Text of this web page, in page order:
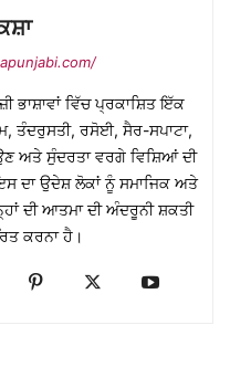
ਭਾਸ਼ਾਵਾਂ ਵਿੱਚ ਪ੍ਰਕਾਸ਼ਿਤ ਇੱਕ
ਤੰਦਰੁਸਤੀ, ਰਸੋਈ, ਸੈਰ-ਸਪਾਟਾ,
ਅਤੇ ਸੁੰਦਰਤਾ ਵਰਗੇ ਵਿਸ਼ਿਆਂ ਦੀ
ਦਾ ਉਦੇਸ਼ ਲੋਕਾਂ ਨੂੰ ਸਮਾਜਿਕ ਅਤੇ
ਦੀ ਆਤਮਾ ਦੀ ਅੰਦਰੂਨੀ ਸ਼ਕਤੀ
ਕਰਨਾ ਹੈ।